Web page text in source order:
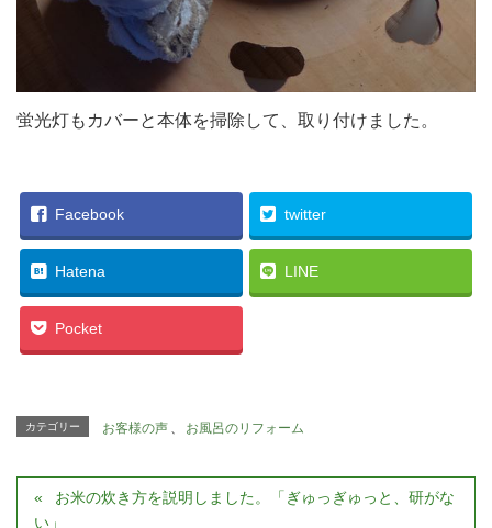
蛍光灯もカバーと本体を掃除して、取り付けました。
Facebook twitter
Hatena LINE
Pocket
カテゴリー お客様の声 、 お風呂のリフォーム
お米の炊き方を説明しました。「ぎゅっぎゅっと、研がな
い」